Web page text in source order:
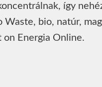
így
Waste, bio, natúr,
on Energia Online.